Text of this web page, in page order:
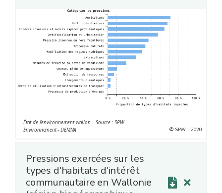
État de l’environnement wallon – Source : SPW
Environnement - DEMNA
© SPW - 2020
Pressions exercées sur les
types d'habitats d'intérêt
communautaire en Wallonie